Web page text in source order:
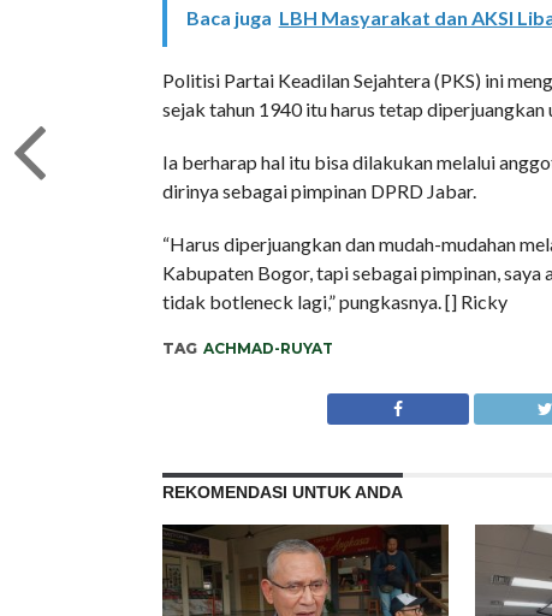
Baca juga LBH Masyarakat dan AKSI
Politisi Partai Keadilan Sejahtera (PKS) ini
sejak tahun 1940 itu harus tetap diperjuangkan
Ia berharap hal itu bisa dilakukan melalui
dirinya sebagai pimpinan DPRD Jabar.
“Harus diperjuangkan dan mudah-mudahan
Kabupaten Bogor, tapi sebagai pimpinan,
tidak botleneck lagi,” pungkasnya. [] Ricky
TAG ACHMAD-RUYAT
REKOMENDASI UNTUK ANDA